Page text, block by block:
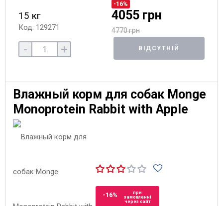
15 кг
Код: 129271
-16%
4055 грн
4770 грн
- + ВІДСУТНІЙ
Влажный корм для собак Monge
Monoprotein Rabbit with Apple
-16%
при
замовленні
через сайт